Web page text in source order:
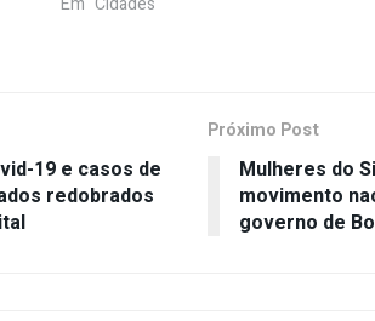
19 e casos de
redobrados
Próximo Post
Mulheres do
movimento
governo de